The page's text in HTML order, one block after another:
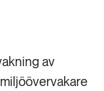
av